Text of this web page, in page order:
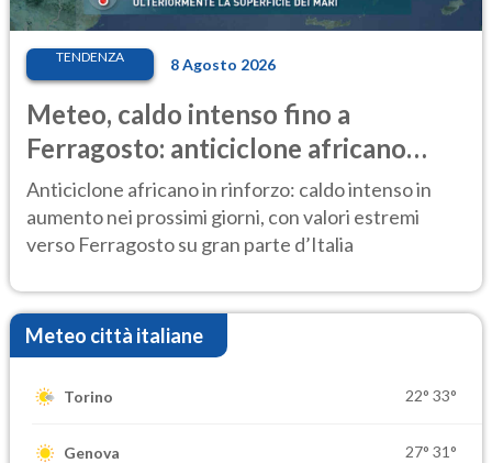
TENDENZA 8 Agosto 2026
Meteo, caldo intenso fino a
Ferragosto: anticiclone africano
ancora protagonista
Anticiclone africano in rinforzo: caldo intenso in
aumento nei prossimi giorni, con valori estremi
verso Ferragosto su gran parte d’Italia
Meteo città italiane
Torino 22° 33°
Genova 27° 31°